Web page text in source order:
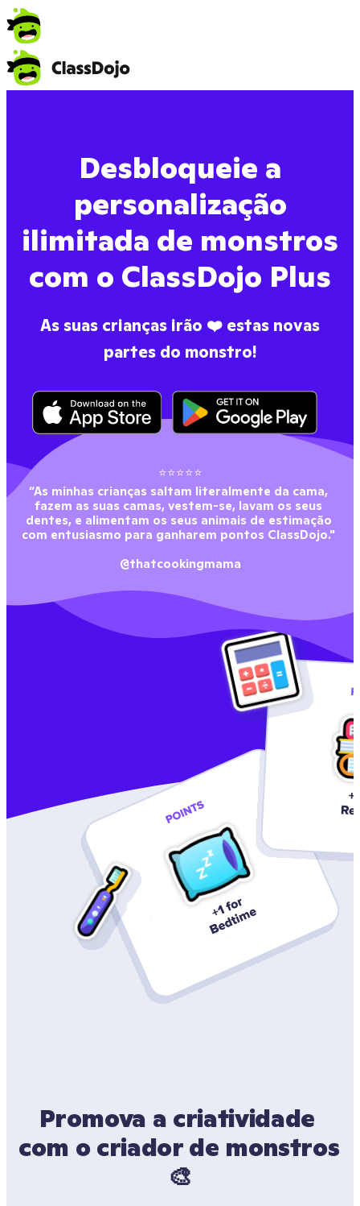
Desbloqueie a
personalização
ilimitada de monstros
com o ClassDojo Plus
As suas crianças irão ❤️ estas novas
partes do monstro!
⭐⭐⭐⭐⭐
“As minhas crianças saltam literalmente da cama,
fazem as suas camas, vestem-se, lavam os seus
dentes, e alimentam os seus animais de estimação
com entusiasmo para ganharem pontos ClassDojo."
@thatcookingmama
Promova a criatividade
com o criador de monstros
🎨